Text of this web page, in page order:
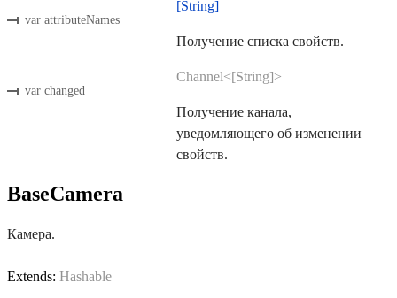
var attributeNames
[String]
Получение списка свойств.
var changed
Channel<[String]>
Получение канала,
уведомляющего об изменении
свойств.
BaseCamera
Камера.
Extends: Hashable